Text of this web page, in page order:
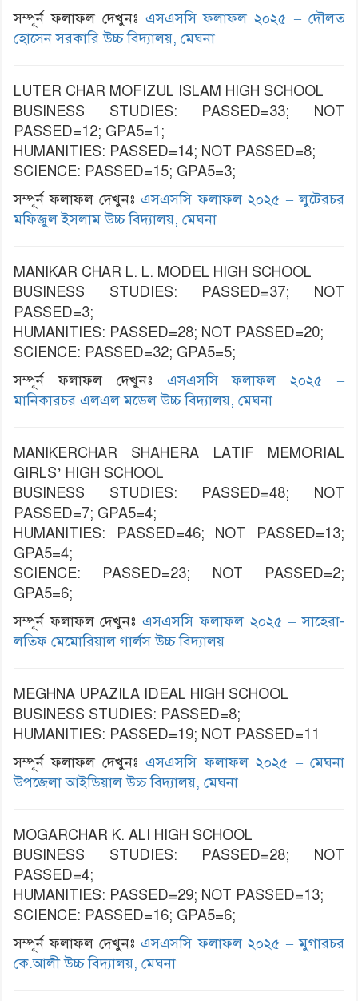
সম্পূর্ন ফলাফল দেখুনঃ এসএসসি ফলাফল ২০২৫ – দৌলত
হোসেন সরকারি উচ্চ বিদ্যালয়, মেঘনা
LUTER CHAR MOFIZUL ISLAM HIGH SCHOOL
BUSINESS STUDIES: PASSED=33; NOT
PASSED=12; GPA5=1;
HUMANITIES: PASSED=14; NOT PASSED=8;
SCIENCE: PASSED=15; GPA5=3;
সম্পূর্ন ফলাফল দেখুনঃএসএসসি ফলাফল ২০২৫ – লুটেরচর
মফিজুল ইসলাম উচ্চ বিদ্যালয়, মেঘনা
MANIKAR CHAR L. L. MODEL HIGH SCHOOL
BUSINESS STUDIES: PASSED=37; NOT
PASSED=3;
HUMANITIES: PASSED=28; NOT PASSED=20;
SCIENCE: PASSED=32; GPA5=5;
সম্পূর্ন ফলাফল দেখুনঃ এসএসসি ফলাফল ২০২৫ –
মানিকারচর এলএল মডেল উচ্চ বিদ্যালয়, মেঘনা
MANIKERCHAR SHAHERA LATIF MEMORIAL
GIRLS’ HIGH SCHOOL
BUSINESS STUDIES: PASSED=48; NOT
PASSED=7; GPA5=4;
HUMANITIES: PASSED=46; NOT PASSED=13;
GPA5=4;
SCIENCE: PASSED=23; NOT PASSED=2;
GPA5=6;
সম্পূর্ন ফলাফল দেখুনঃএসএসসি ফলাফল ২০২৫ – সাহেরা-
লতিফ মেমোরিয়াল গার্লস উচ্চ বিদ্যালয়
MEGHNA UPAZILA IDEAL HIGH SCHOOL
BUSINESS STUDIES: PASSED=8;
HUMANITIES: PASSED=19; NOT PASSED=11
সম্পূর্ন ফলাফল দেখুনঃএসএসসি ফলাফল ২০২৫ – মেঘনা
উপজেলা আইডিয়াল উচ্চ বিদ্যালয়, মেঘনা
MOGARCHAR K. ALI HIGH SCHOOL
BUSINESS STUDIES: PASSED=28; NOT
PASSED=4;
HUMANITIES: PASSED=29; NOT PASSED=13;
SCIENCE: PASSED=16; GPA5=6;
সম্পূর্ন ফলাফল দেখুনঃএসএসসি ফলাফল ২০২৫ – মুগারচর
কে.আলী উচ্চ বিদ্যালয়, মেঘনা